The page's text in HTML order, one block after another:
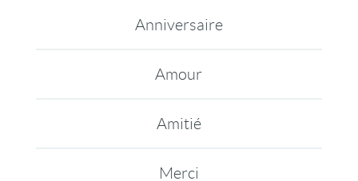
Anniversaire
Amour
Amitié
Merci